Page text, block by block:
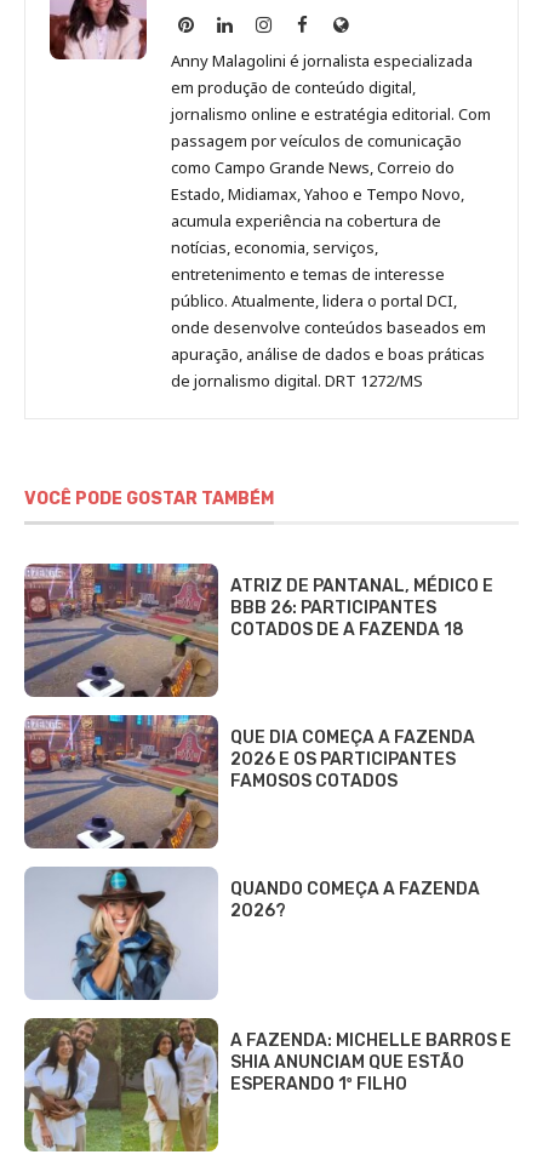
Anny
Malagolini
no
Pinterest
Anny
Malagolini
no
LinkedIn
Anny
Malagolini
no
Instagram
Anny
Malagolini
no
Facebook
Site
de
Anny
Malagolini
Anny Malagolini é jornalista especializada
em produção de conteúdo digital,
jornalismo online e estratégia editorial. Com
passagem por veículos de comunicação
como Campo Grande News, Correio do
Estado, Midiamax, Yahoo e Tempo Novo,
acumula experiência na cobertura de
notícias, economia, serviços,
entretenimento e temas de interesse
público. Atualmente, lidera o portal DCI,
onde desenvolve conteúdos baseados em
apuração, análise de dados e boas práticas
de jornalismo digital. DRT 1272/MS
VOCÊ PODE GOSTAR TAMBÉM
ATRIZ DE PANTANAL, MÉDICO E
BBB 26: PARTICIPANTES
COTADOS DE A FAZENDA 18
QUE DIA COMEÇA A FAZENDA
2026 E OS PARTICIPANTES
FAMOSOS COTADOS
QUANDO COMEÇA A FAZENDA
2026?
A FAZENDA: MICHELLE BARROS E
SHIA ANUNCIAM QUE ESTÃO
ESPERANDO 1º FILHO